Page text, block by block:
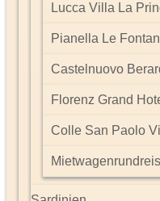
Lucca Villa La
Pianella Le
Castelnuovo
Florenz Grand
Colle San Paolo